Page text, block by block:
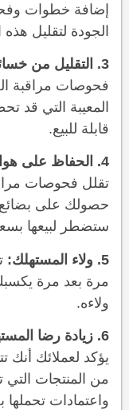
إضافة خطوات
الجودة لتقليل هذه
3. التقليل من خسائرك:
فحوصات مراقبة
المعيبة التي قد
قابلة للبيع.
4. الحفاظ على هوامش المبيعات المخطط لها:
تقلل فحوصات
حصولك على بضائع
ستضطر لبيعها
5. ولاء المستهلك:
مرة بعد مرة
ولاءه.
6. زيادة رضا المستهلك :
يؤكد لعملائك أنك
من المنتجات
واعتمادات